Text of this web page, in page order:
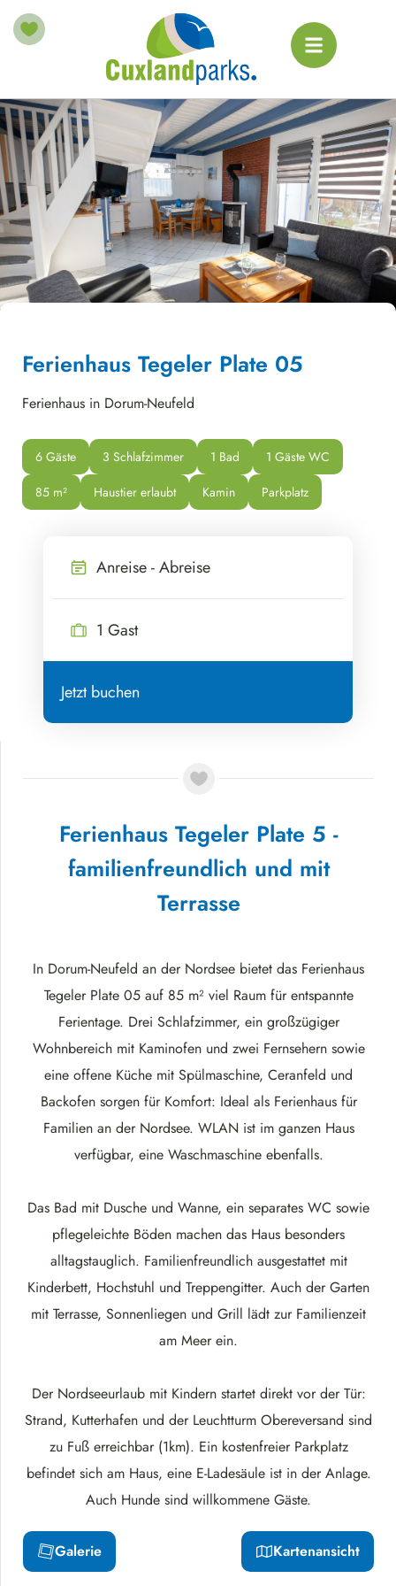
Ferienhaus Tegeler Plate 05
Ferienhaus in Dorum-Neufeld
6 Gäste 3 Schlafzimmer 1 Bad
1 Gäste WC
85 m² Haustier erlaubt Kamin Parkplatz
Ferienhaus Tegeler Plate 5 -
familienfreundlich und mit
Terrasse
In Dorum-Neufeld an der Nordsee bietet das Ferienhaus
Tegeler Plate 05 auf 85 m² viel Raum für entspannte
Ferientage. Drei Schlafzimmer, ein großzügiger
Wohnbereich mit Kaminofen und zwei Fernsehern sowie
eine offene Küche mit Spülmaschine, Ceranfeld und
Backofen sorgen für Komfort: Ideal als Ferienhaus für
Familien an der Nordsee. WLAN ist im ganzen Haus
verfügbar, eine Waschmaschine ebenfalls.
Das Bad mit Dusche und Wanne, ein separates WC sowie
pflegeleichte Böden machen das Haus besonders
alltagstauglich. Familienfreundlich ausgestattet mit
Kinderbett, Hochstuhl und Treppengitter. Auch der Garten
mit Terrasse, Sonnenliegen und Grill lädt zur Familienzeit
am Meer ein.
Der Nordseeurlaub mit Kindern startet direkt vor der Tür:
Strand, Kutterhafen und der Leuchtturm Obereversand sind
zu Fuß erreichbar (1km). Ein kostenfreier Parkplatz
befindet sich am Haus, eine E-Ladesäule ist in der Anlage.
Auch Hunde sind willkommene Gäste.
Galerie Kartenansicht